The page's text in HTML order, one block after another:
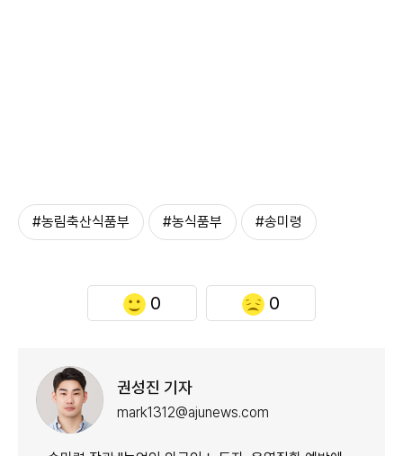
#농림축산식품부 #농식품부 #송미령
0 0
권성진 기자
mark1312@ajunews.com